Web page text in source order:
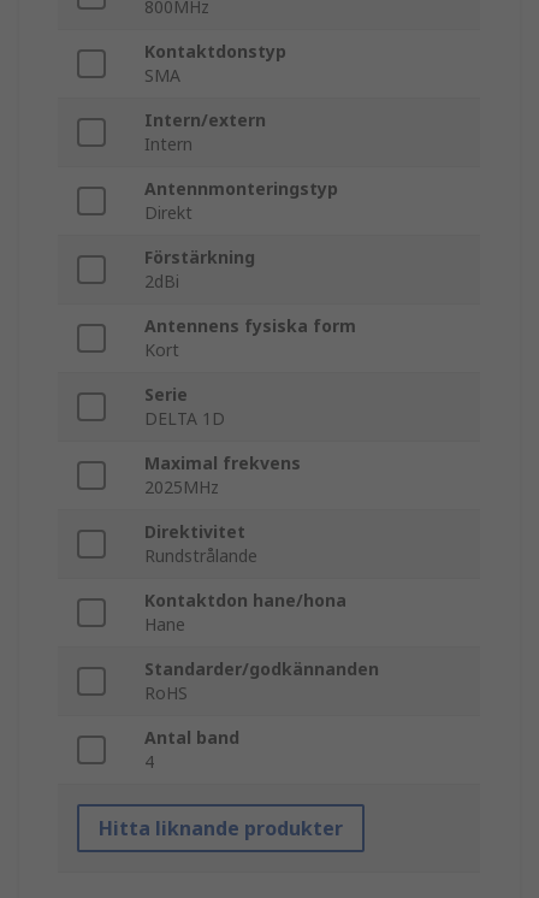
800MHz
Kontaktdonstyp
SMA
Intern/extern
Intern
Antennmonteringstyp
Direkt
Förstärkning
2dBi
Antennens fysiska form
Kort
Serie
DELTA 1D
Maximal frekvens
2025MHz
Direktivitet
Rundstrålande
Kontaktdon hane/hona
Hane
Standarder/godkännanden
RoHS
Antal band
4
Hitta liknande produkter